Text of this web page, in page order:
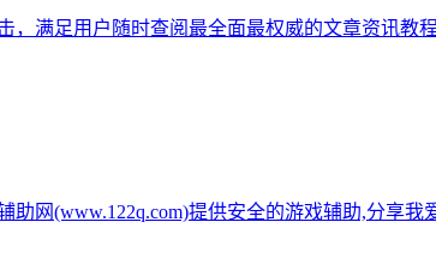
满足用户随时查阅最全面最权威的文章资讯教
网(www.122q.com)提供安全的游戏辅助,分享